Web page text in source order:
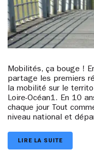
Mobilités, ça bouge !
partage les premiers
la mobilité sur le
Loire-Océan1. En 10
chaque jour Tout
niveau national et
LIRE LA SUITE